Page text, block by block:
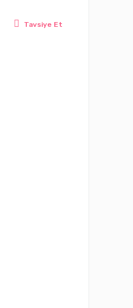
Tavsiye Et